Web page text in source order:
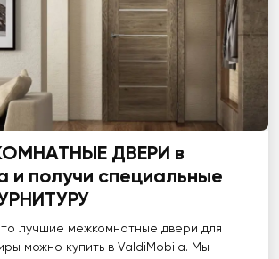
ДВЕРИ в
и получи специальные
лучшие межкомнатные двери для
можно купить в ValdiMobila. Мы